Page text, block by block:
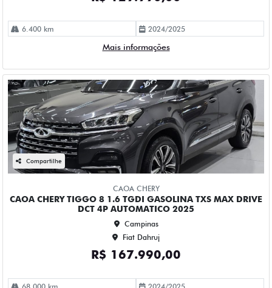
CAOA CHERY TIGGO 8 1.6 TGDI GASOLINA TXS MAX DRIVE
Campinas
Fiat Dahruj
R$ 167.990,00
68.000 km 2024/2025
Mais informações